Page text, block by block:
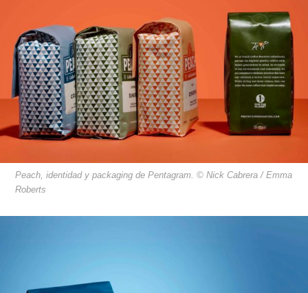
Peach, identidad y packaging de Pentagram. © Nick Cabrera / Emma
Roberts